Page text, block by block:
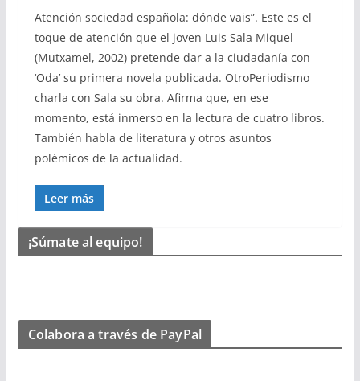
Atención sociedad española: dónde vais”. Este es el
toque de atención que el joven Luis Sala Miquel
(Mutxamel, 2002) pretende dar a la ciudadanía con
‘Oda’ su primera novela publicada. OtroPeriodismo
charla con Sala su obra. Afirma que, en ese
momento, está inmerso en la lectura de cuatro libros.
También habla de literatura y otros asuntos
polémicos de la actualidad.
Leer más
¡Súmate al equipo!
Colabora a través de PayPal